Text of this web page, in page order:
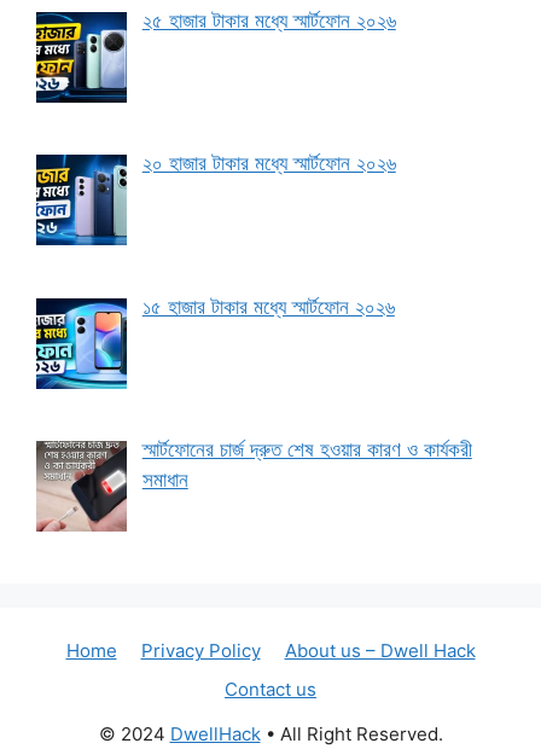
২৫ হাজার টাকার মধ্যে স্মার্টফোন ২০২৬
২০ হাজার টাকার মধ্যে স্মার্টফোন ২০২৬
১৫ হাজার টাকার মধ্যে স্মার্টফোন ২০২৬
স্মার্টফোনের চার্জ দ্রুত শেষ হওয়ার কারণ ও কার্যকরী
সমাধান
Home Privacy Policy
About us – Dwell Hack
Contact us
© 2024 DwellHack• All Right Reserved.